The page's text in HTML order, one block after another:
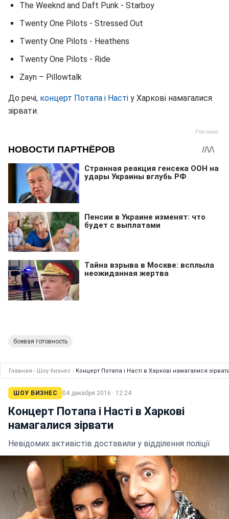
The Weeknd and Daft Punk - Starboy
Twenty One Pilots - Stressed Out
Twenty One Pilots - Heathens
Twenty One Pilots - Ride
Zayn – Pillowtalk
До речі, концерт Потапа і Насті у Харкові намагалися
зірвати.
боевая готовность
Главная › Шоу бизнес › Концерт Потапа і Насті в Харкові намагалися
ШОУ БИЗНЕС 04 декабря 2016 · 12:24
Концерт Потапа і Насті в Харкові
намагалися зірвати
Невідомих активістів доставили у відділення поліції